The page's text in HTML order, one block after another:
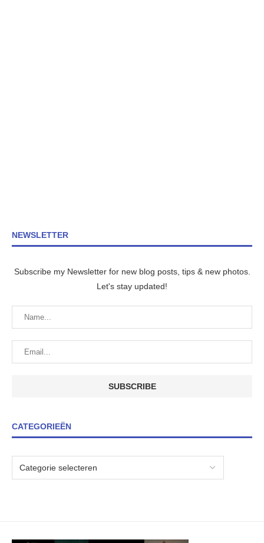
NEWSLETTER
Subscribe my Newsletter for new blog posts, tips & new photos.
Let's stay updated!
CATEGORIEËN